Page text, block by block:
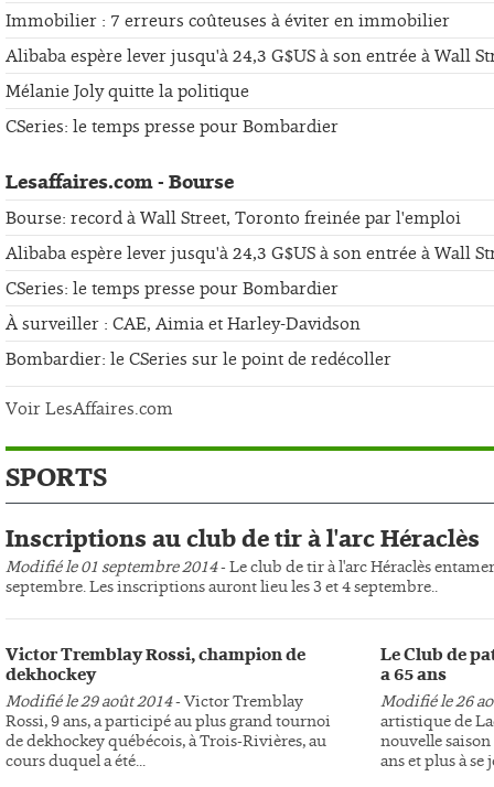
Immobilier : 7 erreurs coûteuses à éviter en immobilier
Alibaba espère lever jusqu'à 24,3 G$US à son entrée à Wall
Mélanie Joly quitte la politique
CSeries: le temps presse pour Bombardier
Lesaffaires.com - Bourse
Bourse: record à Wall Street, Toronto freinée par l'emploi
Alibaba espère lever jusqu'à 24,3 G$US à son entrée à Wall
CSeries: le temps presse pour Bombardier
À surveiller : CAE, Aimia et Harley-Davidson
Bombardier: le CSeries sur le point de redécoller
Voir LesAffaires.com
SPORTS
Inscriptions au club de tir à l'arc Héraclès
Modifié le 01 septembre 2014- Le club de tir à l'arc Héraclès
septembre. Les inscriptions auront lieu les 3 et 4 septembre..
Victor Tremblay Rossi, champion de
dekhockey
Modifié le 29 août 2014- Victor Tremblay
Rossi, 9 ans, a participé au plus grand tournoi
de dekhockey québécois, à Trois-Rivières, au
cours duquel a été...
Le Club de
a 65 ans
Modifié le 26
artistique de
nouvelle
ans et plus à se